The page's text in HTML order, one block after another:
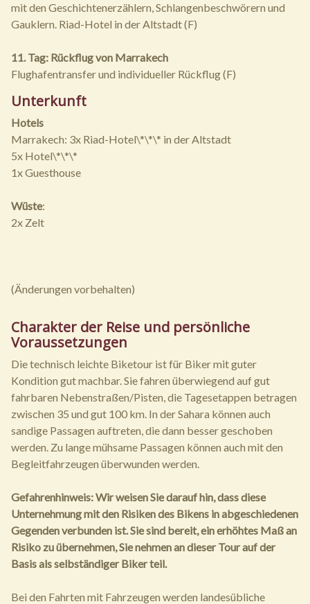
mit den Geschichtenerzählern, Schlangenbeschwörern und
Gauklern. Riad-Hotel in der Altstadt (F)
11. Tag: Rückflug von Marrakech
Flughafentransfer und individueller Rückflug (F)
Unterkunft
Hotels
Marrakech: 3x Riad-Hotel\*\*\* in der Altstadt
5x Hotel\*\*\*
1x Guesthouse
Wüste:
2x Zelt
(Änderungen vorbehalten)
Charakter der Reise und persönliche
Voraussetzungen
Die technisch leichte Biketour ist für Biker mit guter
Kondition gut machbar. Sie fahren überwiegend auf gut
fahrbaren Nebenstraßen/Pisten, die Tagesetappen betragen
zwischen 35 und gut 100 km. In der Sahara können auch
sandige Passagen auftreten, die dann besser geschoben
werden. Zu lange mühsame Passagen können auch mit den
Begleitfahrzeugen überwunden werden.
Gefahrenhinweis: Wir weisen Sie darauf hin, dass diese
Unternehmung mit den Risiken des Bikens in abgeschiedenen
Gegenden verbunden ist. Sie sind bereit, ein erhöhtes Maß an
Risiko zu übernehmen, Sie nehmen an dieser Tour auf der
Basis als selbständiger Biker teil.
Bei den Fahrten mit Fahrzeugen werden landesübliche